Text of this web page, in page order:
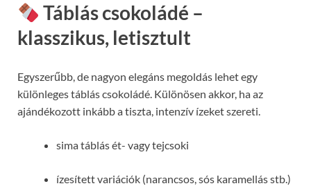
Táblás csokoládé –
klasszikus, letisztult
Egyszerűbb, de nagyon elegáns megoldás lehet egy
különleges táblás csokoládé. Különösen akkor, ha az
ajándékozott inkább a tiszta, intenzív ízeket szereti.
sima táblás ét- vagy tejcsoki
ízesített variációk (narancsos, sós karamellás stb.)